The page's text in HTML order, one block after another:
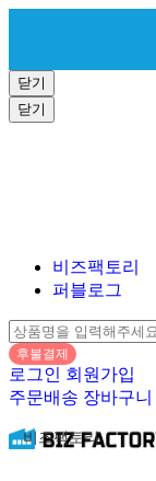
닫기
닫기
비즈팩토리
퍼블로그
후불결제
로그인 회원가입
주문배송 장바구니
비즈팩토리